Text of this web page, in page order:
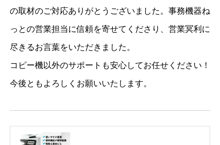
の取材のご対応ありがとうございました。事務機器ね
っとの営業担当に信頼を寄せてくださり、営業冥利に
尽きるお言葉をいただきました。
コピー機以外のサポートも安心してお任せください！
今後ともよろしくお願いいたします。